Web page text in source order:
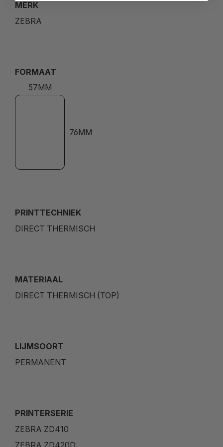
MERK
ZEBRA
FORMAAT
57MM
76MM
PRINTTECHNIEK
DIRECT THERMISCH
MATERIAAL
DIRECT THERMISCH (TOP)
LIJMSOORT
PERMANENT
PRINTERSERIE
ZEBRA ZD410
ZEBRA ZD420D